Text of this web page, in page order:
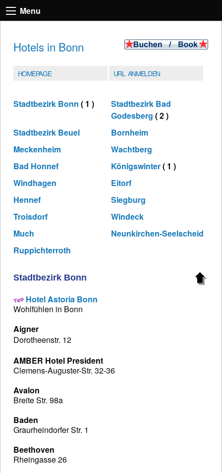
Menu
Hotels in Bonn
HOMEPAGE URL ANMELDEN
Stadtbezirk Bonn ( 1 )
Stadtbezirk Bad
Godesberg ( 2 )
Stadtbezirk Beuel
Bornheim
Meckenheim
Wachtberg
Bad Honnef
Königswinter( 1 )
Windhagen
Eitorf
Hennef
Siegburg
Troisdorf
Windeck
Much
Neunkirchen-Seelscheid
Ruppichterroth
Stadtbezirk Bonn
Hotel Astoria Bonn
Wohlfühlen in Bonn
Aigner
Dorotheenstr. 12
AMBER Hotel President
Clemens-Auguster-Str. 32-36
Avalon
Breite Str. 98a
Baden
Graurheindorfer Str. 1
Beethoven
Rheingasse 26